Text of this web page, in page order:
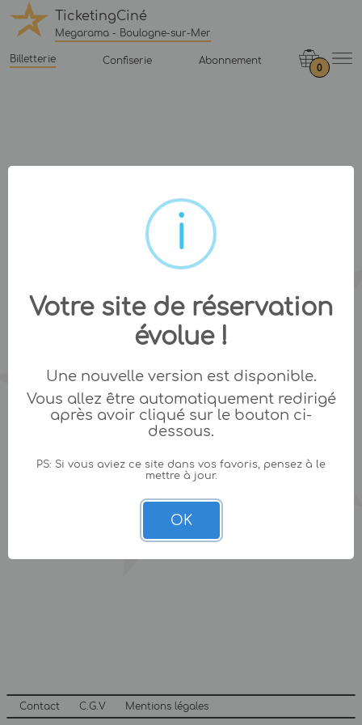
TicketingCiné
Megarama - Boulogne-sur-Mer
Billetterie Confiserie Abonnement
0
Contact C.G.V Mentions légales
Votre site de réservation
évolue !
Une nouvelle version est disponible.
Vous allez être automatiquement redirigé
après avoir cliqué sur le bouton ci-
dessous.
PS: Si vous aviez ce site dans vos favoris, pensez à le
mettre à jour.
OK